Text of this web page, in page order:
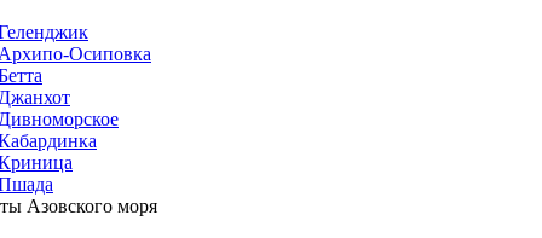
Осиповка
Азовского моря